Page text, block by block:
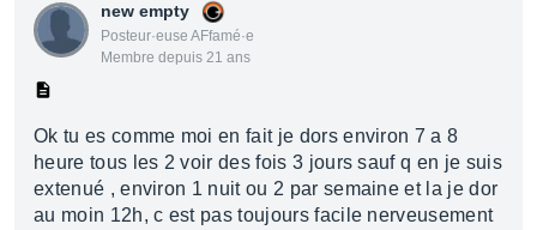
new empty
Posteur·euse AFfamé·e
Membre depuis 21 ans
Ok tu es comme moi en fait je dors environ 7 a 8
heure tous les 2 voir des fois 3 jours sauf q en je suis
extenué , environ 1 nuit ou 2 par semaine et la je dor
au moin 12h, c est pas toujours facile nerveusement